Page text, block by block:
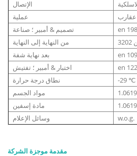
الإتصال
عملية
عقارب
تصميم & أمبير ؛ صناعة
en
من النهاية إلى النهاية
بعد نهاية شفة
en
اختبار & أمبير ؛ تفتيش
en
نطاق درجة حرارة
-29 ℃
مواد الجسم
مادة إسفين
وسائل الإعلام
w.o.g.
مقدمة موجزة الشركة